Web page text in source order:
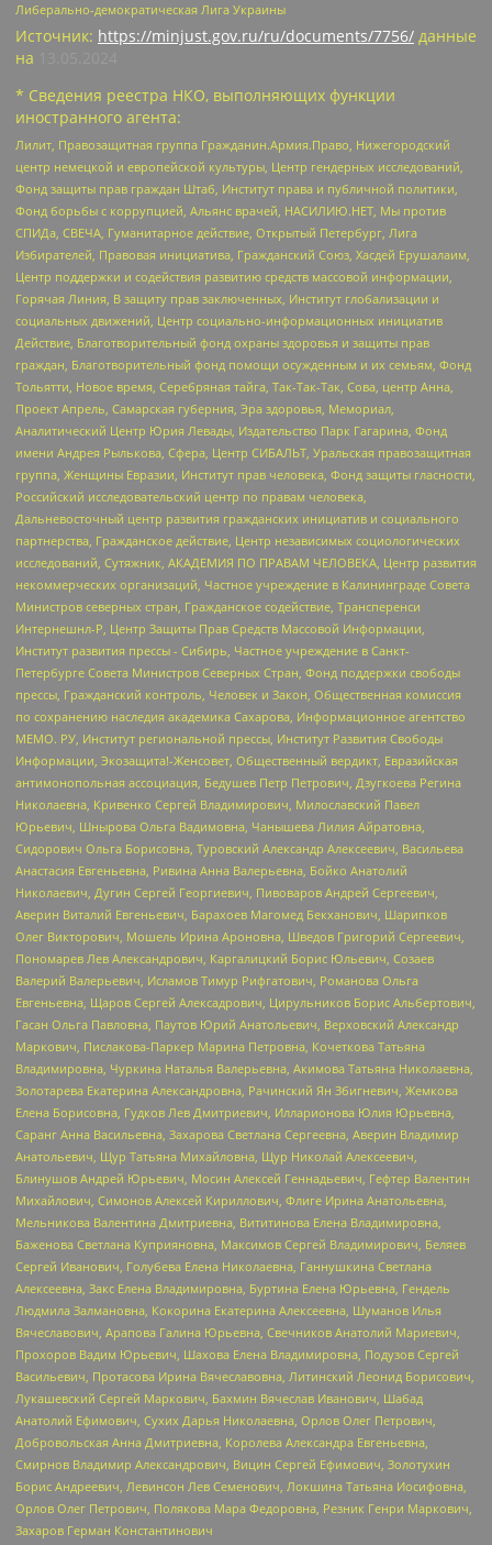
Либерально-демократическая Лига Украины
Источник: https://minjust.gov.ru/ru/documents/7756/ данные
на
* Сведения реестра НКО, выполняющих функции
иностранного агента:
Лилит, Правозащитная группа Гражданин.Армия.Право, Нижегородский
центр немецкой и европейской культуры, Центр гендерных исследований,
Фонд защиты прав граждан Штаб, Институт права и публичной политики,
Фонд борьбы с коррупцией, Альянс врачей, НАСИЛИЮ.НЕТ, Мы против
СПИДа, СВЕЧА, Гуманитарное действие, Открытый Петербург, Лига
Избирателей, Правовая инициатива, Гражданский Союз, Хасдей Ерушалаим,
Центр поддержки и содействия развитию средств массовой информации,
Горячая Линия, В защиту прав заключенных, Институт глобализации и
социальных движений, Центр социально-информационных инициатив
Действие, Благотворительный фонд охраны здоровья и защиты прав
граждан, Благотворительный фонд помощи осужденным и их семьям, Фонд
Тольятти, Новое время, Серебряная тайга, Так-Так-Так, Сова, центр Анна,
Проект Апрель, Самарская губерния, Эра здоровья, Мемориал,
Аналитический Центр Юрия Левады, Издательство Парк Гагарина, Фонд
имени Андрея Рылькова, Сфера, Центр СИБАЛЬТ, Уральская правозащитная
группа, Женщины Евразии, Институт прав человека, Фонд защиты гласности,
Российский исследовательский центр по правам человека,
Дальневосточный центр развития гражданских инициатив и социального
партнерства, Гражданское действие, Центр независимых социологических
исследований, Сутяжник, АКАДЕМИЯ ПО ПРАВАМ ЧЕЛОВЕКА, Центр развития
некоммерческих организаций, Частное учреждение в Калининграде Совета
Министров северных стран, Гражданское содействие, Трансперенси
Интернешнл-Р, Центр Защиты Прав Средств Массовой Информации,
Институт развития прессы - Сибирь, Частное учреждение в Санкт-
Петербурге Совета Министров Северных Стран, Фонд поддержки свободы
прессы, Гражданский контроль, Человек и Закон, Общественная комиссия
по сохранению наследия академика Сахарова, Информационное агентство
МЕМО. РУ, Институт региональной прессы, Институт Развития Свободы
Информации, Экозащита!-Женсовет, Общественный вердикт, Евразийская
антимонопольная ассоциация, Бедушев Петр Петрович, Дзугкоева Регина
Николаевна, Кривенко Сергей Владимирович, Милославский Павел
Юрьевич, Шнырова Ольга Вадимовна, Чанышева Лилия Айратовна,
Сидорович Ольга Борисовна, Туровский Александр Алексеевич, Васильева
Анастасия Евгеньевна, Ривина Анна Валерьевна, Бойко Анатолий
Николаевич, Дугин Сергей Георгиевич, Пивоваров Андрей Сергеевич,
Аверин Виталий Евгеньевич, Барахоев Магомед Бекханович, Шарипков
Олег Викторович, Мошель Ирина Ароновна, Шведов Григорий Сергеевич,
Пономарев Лев Александрович, Каргалицкий Борис Юльевич, Созаев
Валерий Валерьевич, Исламов Тимур Рифгатович, Романова Ольга
Евгеньевна, Щаров Сергей Алексадрович, Цирульников Борис Альбертович,
Гасан Ольга Павловна, Паутов Юрий Анатольевич, Верховский Александр
Маркович, Пислакова-Паркер Марина Петровна, Кочеткова Татьяна
Владимировна, Чуркина Наталья Валерьевна, Акимова Татьяна Николаевна,
Золотарева Екатерина Александровна, Рачинский Ян Збигневич, Жемкова
Елена Борисовна, Гудков Лев Дмитриевич, Илларионова Юлия Юрьевна,
Саранг Анна Васильевна, Захарова Светлана Сергеевна, Аверин Владимир
Анатольевич, Щур Татьяна Михайловна, Щур Николай Алексеевич,
Блинушов Андрей Юрьевич, Мосин Алексей Геннадьевич, Гефтер Валентин
Михайлович, Симонов Алексей Кириллович, Флиге Ирина Анатольевна,
Мельникова Валентина Дмитриевна, Вититинова Елена Владимировна,
Баженова Светлана Куприяновна, Максимов Сергей Владимирович, Беляев
Сергей Иванович, Голубева Елена Николаевна, Ганнушкина Светлана
Алексеевна, Закс Елена Владимировна, Буртина Елена Юрьевна, Гендель
Людмила Залмановна, Кокорина Екатерина Алексеевна, Шуманов Илья
Вячеславович, Арапова Галина Юрьевна, Свечников Анатолий Мариевич,
Прохоров Вадим Юрьевич, Шахова Елена Владимировна, Подузов Сергей
Васильевич, Протасова Ирина Вячеславовна, Литинский Леонид Борисович,
Лукашевский Сергей Маркович, Бахмин Вячеслав Иванович, Шабад
Анатолий Ефимович, Сухих Дарья Николаевна, Орлов Олег Петрович,
Добровольская Анна Дмитриевна, Королева Александра Евгеньевна,
Смирнов Владимир Александрович, Вицин Сергей Ефимович, Золотухин
Борис Андреевич, Левинсон Лев Семенович, Локшина Татьяна Иосифовна,
Орлов Олег Петрович, Полякова Мара Федоровна, Резник Генри Маркович,
Захаров Герман Константинович